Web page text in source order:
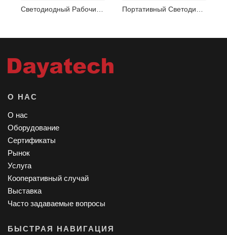
О НАС
О нас
Оборудование
Сертификаты
Рынок
Услуга
Кооперативный случай
Выставка
Часто задаваемые вопросы
БЫСТРАЯ НАВИГАЦИЯ